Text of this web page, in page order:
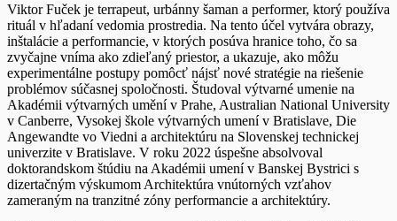
Viktor Fuček je terrapeut, urbánny šaman a performer, ktorý používa
rituál v hľadaní vedomia prostredia. Na tento účel vytvára obrazy,
inštalácie a performancie, v ktorých posúva hranice toho, čo sa
zvyčajne vníma ako zdieľaný priestor, a ukazuje, ako môžu
experimentálne postupy pomôcť nájsť nové stratégie na riešenie
problémov súčasnej spoločnosti. Študoval výtvarné umenie na
Akadémii výtvarných umění v Prahe, Australian National University
v Canberre, Vysokej škole výtvarných umení v Bratislave, Die
Angewandte vo Viedni a architektúru na Slovenskej technickej
univerzite v Bratislave. V roku 2022 úspešne absolvoval
doktorandskom štúdiu na Akadémii umení v Banskej Bystrici s
dizertačným výskumom Architektúra vnútorných vzťahov
zameraným na tranzitné zóny performancie a architektúry.